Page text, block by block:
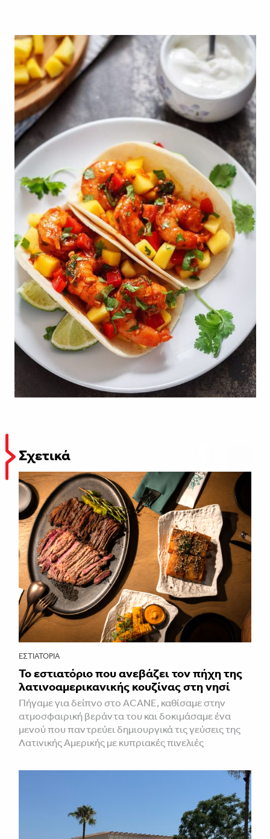
Σχετικά
ΕΣΤΙΑΤΌΡΙΑ
Το εστιατόριο που ανεβάζει τον πήχη της
λατινοαμερικανικής κουζίνας στη νησί
Πήγαμε για δείπνο στο ACANE, καθίσαμε στην
ατμοσφαιρική βεράντα του και δοκιμάσαμε ένα
μενού που παντρεύει δημιουργικά τις γεύσεις της
Λατινικής Αμερικής με κυπριακές πινελιές